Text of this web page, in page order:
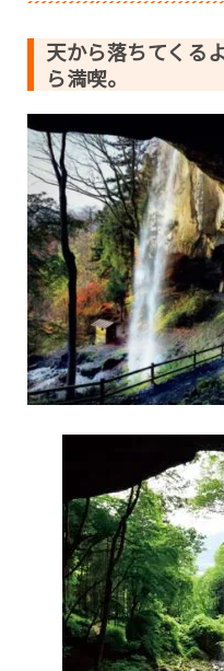
天から落ちてくる
ら満喫。